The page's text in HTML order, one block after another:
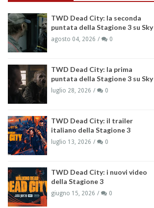
TWD Dead City: la seconda
puntata della Stagione 3 su Sky
agosto 04, 2026 0
TWD Dead City: la prima
puntata della Stagione 3 su Sky
luglio 28, 2026 0
TWD Dead City: il trailer
italiano della Stagione 3
luglio 13, 2026 0
TWD Dead City: i nuovi video
della Stagione 3
giugno 15, 2026 0